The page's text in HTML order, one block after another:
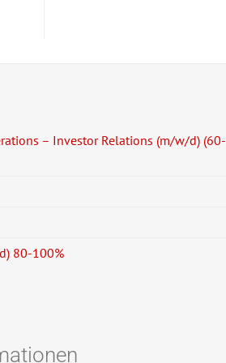
– Investor Relations (m/w/d) (60-
80-100%